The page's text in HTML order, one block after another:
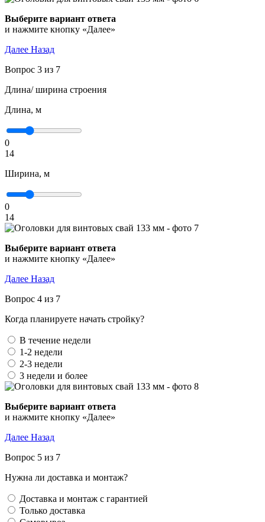
Выберите вариант ответа
и нажмите кнопку «Далее»
Далее Назад
Вопрос 3 из 7
Длина/ ширина строения
Длина, м
0
14
Ширина, м
0
14
Выберите вариант ответа
и нажмите кнопку «Далее»
Далее Назад
Вопрос 4 из 7
Когда планируете начать стройку?
В течение недели
1-2 недели
2-3 недели
3 недели и более
Выберите вариант ответа
и нажмите кнопку «Далее»
Далее Назад
Вопрос 5 из 7
Нужна ли доставка и монтаж?
Доставка и монтаж с гарантией
Только доставка